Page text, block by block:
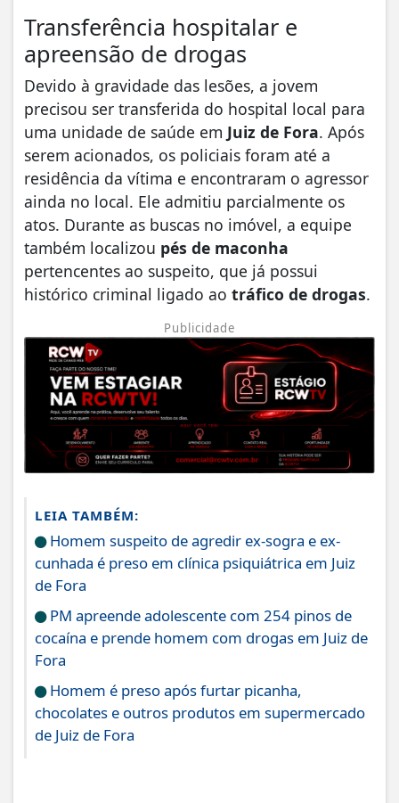
Transferência hospitalar e
apreensão de drogas
Devido à gravidade das lesões, a jovem
precisou ser transferida do hospital local para
uma unidade de saúde em Juiz de Fora. Após
serem acionados, os policiais foram até a
residência da vítima e encontraram o agressor
ainda no local. Ele admitiu parcialmente os
atos. Durante as buscas no imóvel, a equipe
também localizou pés de maconha
pertencentes ao suspeito, que já possui
histórico criminal ligado ao tráfico de drogas.
Publicidade
LEIA TAMBÉM:
Homem suspeito de agredir ex-sogra e ex-
cunhada é preso em clínica psiquiátrica em Juiz
de Fora
PM apreende adolescente com 254 pinos de
cocaína e prende homem com drogas em Juiz de
Fora
Homem é preso após furtar picanha,
chocolates e outros produtos em supermercado
de Juiz de Fora